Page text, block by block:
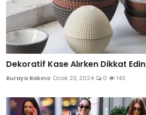
Dekoratif Kase Alırken Dikkat Edin
Buraya Bakınız Ocak 23, 2024 0 143